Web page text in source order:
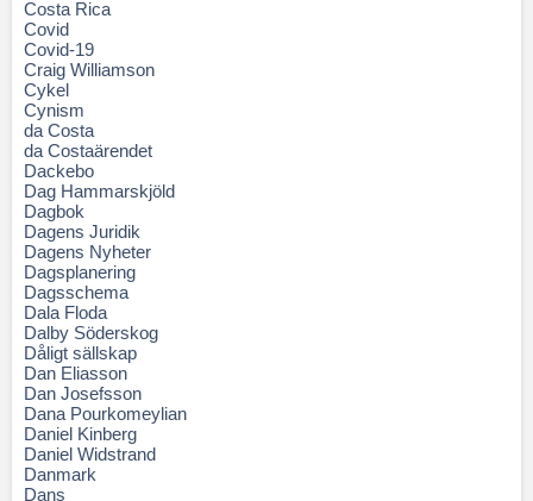
Costa Rica
Covid
Covid-19
Craig Williamson
Cykel
Cynism
da Costa
da Costaärendet
Dackebo
Dag Hammarskjöld
Dagbok
Dagens Juridik
Dagens Nyheter
Dagsplanering
Dagsschema
Dala Floda
Dalby Söderskog
Dåligt sällskap
Dan Eliasson
Dan Josefsson
Dana Pourkomeylian
Daniel Kinberg
Daniel Widstrand
Danmark
Dans